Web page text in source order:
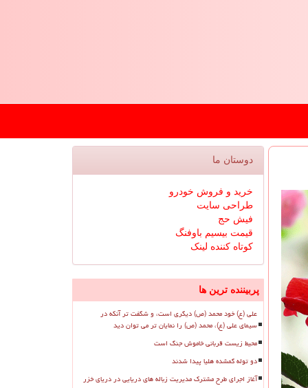
دوستان ما
خرید و فروش خودرو
طراحی سایت
فیش حج
قیمت بیسیم باوفنگ
کوتاه کننده لینک
پربیننده ترین ها
علی (ع) خود محمد (ص) دیگری است، و شگفت تر آنکه در
سیمای علی (ع)، محمد (ص) را نمایان تر می توان دید
محیط زیست قربانی خاموش جنگ است
دو توله گمشده هلیا پیدا شدند
آغاز اجرای طرح مشترک مدیریت زباله های دریایی در دریای خزر